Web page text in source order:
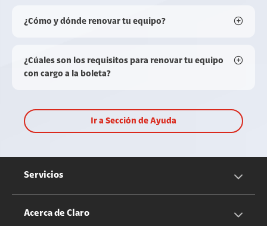
¿Cómo y dónde renovar tu equipo?
¿Cúales son los requisitos para renovar tu equipo
con cargo a la boleta?
Ir a Sección de Ayuda
Servicios
Servicios Móviles
Acerca de Claro